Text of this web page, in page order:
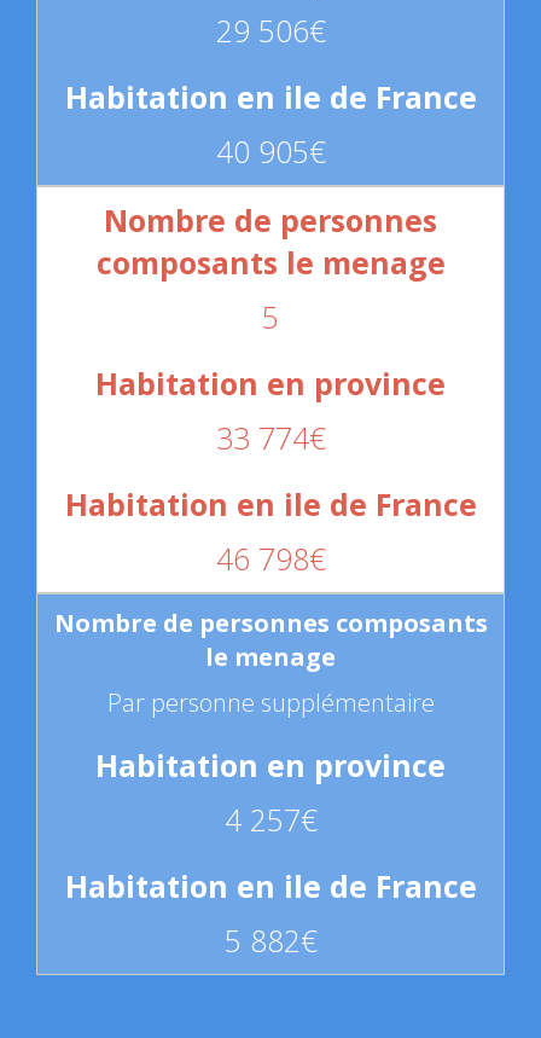
29 506€
40 905€
5
33 774€
46 798€
Par personne supplémentaire
4 257€
5 882€